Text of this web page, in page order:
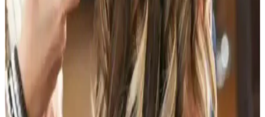
Kahve Siyah ve Yarı Kalıcı Saç Renkleri: Doğal ve
Güncel Bir Tercih Rehberi
Kahve siyah ve yarı kalıcı saç renkleri, doğal görünüm ve bakım
kolaylığı sunar. Bu rehberde renk özellikleri, uygulama ve bakım
ipuçlarıyla saçınıza şıklık katın.
Vichy Dercos Neogenic Saç Şampuanı İnce Tellere
Hacim ve Dolgunluk Sağlar